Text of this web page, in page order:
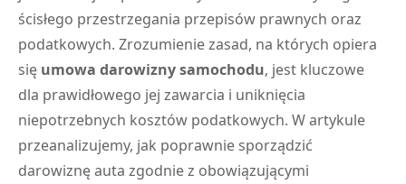
ścisłego przestrzegania przepisów prawnych oraz
podatkowych. Zrozumienie zasad, na których opiera
się umowa darowizny samochodu, jest kluczowe
dla prawidłowego jej zawarcia i uniknięcia
niepotrzebnych kosztów podatkowych. W artykule
przeanalizujemy, jak poprawnie sporządzić
darowiznę auta zgodnie z obowiązującymi